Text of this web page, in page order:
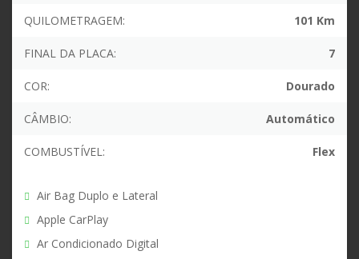
QUILOMETRAGEM: 101 Km
FINAL DA PLACA: 7
COR: Dourado
CÂMBIO: Automático
COMBUSTÍVEL: Flex
Air Bag Duplo e Lateral
Apple CarPlay
Ar Condicionado Digital